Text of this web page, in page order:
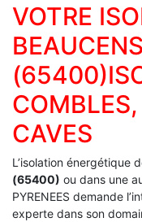
VOTRE
BEAUCENS
CAVES
L’isolation énergétique
(65400) ou dans une
PYRENEES demande
experte dans son